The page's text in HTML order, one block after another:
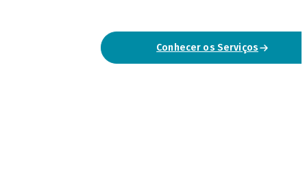
Conhecer os Serviços